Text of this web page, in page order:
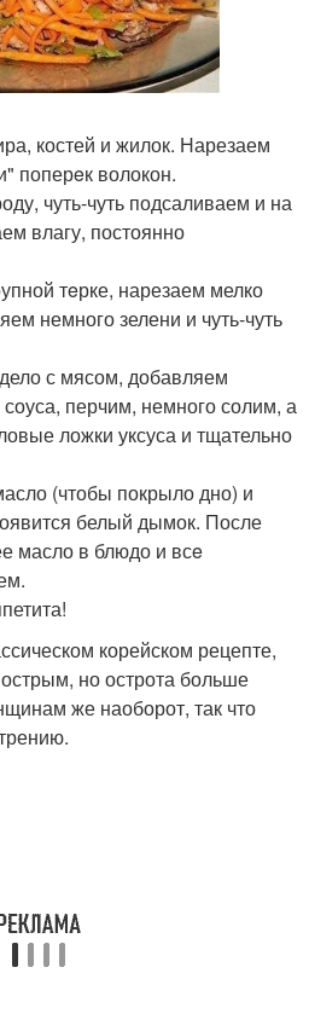
костей и жилок. Нарезаем
поперeк волокон.
чуть-чуть подсаливаем и на
влагу, постоянно
тeрке, нарезаем мелко
немного зелени и чуть-чуть
с мясом, добавляем
перчим, немного солим, а
ложки уксуса и тщательно
(чтобы покрыло дно) и
белый дымок. После
масло в блюдо и всe
корейском рецепте,
но острота больше
же наоборот, так что